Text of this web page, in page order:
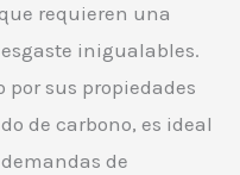
requieren una
inigualables.
por sus propiedades
de carbono, es ideal
de